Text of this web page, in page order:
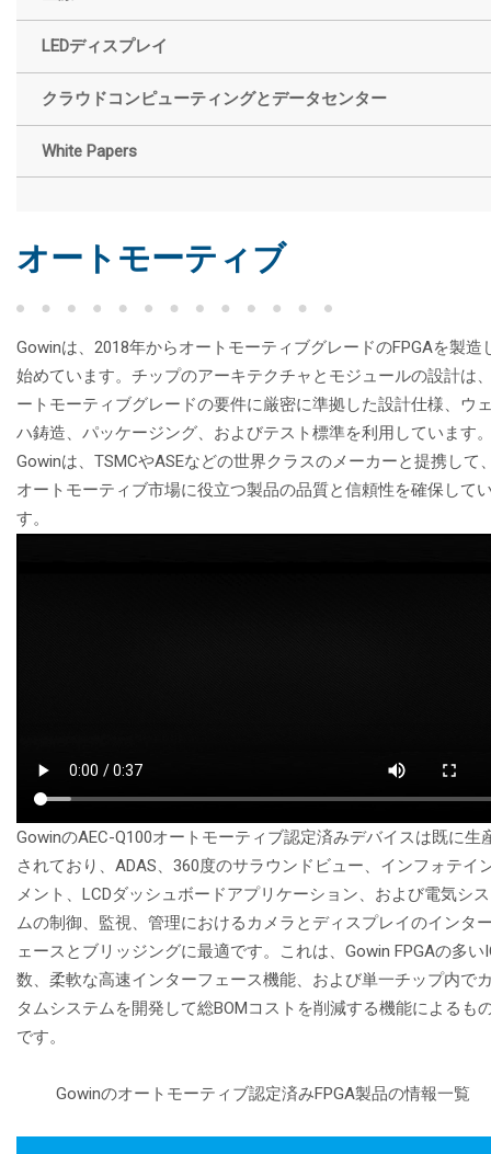
LEDディスプレイ
クラウドコンピューティングとデータセンター
White Papers
オートモーティブ
Gowinは、2018年からオートモーティブグレードのFPGAを製造
始めています。チップのアーキテクチャとモジュールの設計は
ートモーティブグレードの要件に厳密に準拠した設計仕様、ウ
ハ鋳造、パッケージング、およびテスト標準を利用しています
Gowinは、TSMCやASEなどの世界クラスのメーカーと提携して
オートモーティブ市場に役立つ製品の品質と信頼性を確保して
す。
GowinのAEC-Q100オートモーティブ認定済みデバイスは既に生
されており、ADAS、360度のサラウンドビュー、インフォテイ
メント、LCDダッシュボードアプリケーション、および電気シ
ムの制御、監視、管理におけるカメラとディスプレイのインタ
ェースとブリッジングに最適です。これは、Gowin FPGAの多い
数、柔軟な高速インターフェース機能、および単一チップ内で
タムシステムを開発して総BOMコストを削減する機能によるも
です。
Gowinのオートモーティブ認定済みFPGA製品の情報一覧